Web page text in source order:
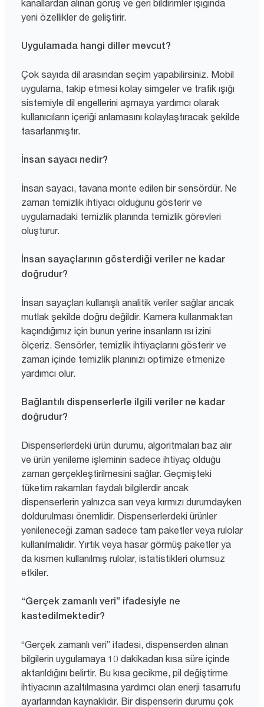
kanallardan alınan görüş ve geri bildirimler ışığında
yeni özellikler de geliştirir.
Uygulamada hangi diller mevcut?
Çok sayıda dil arasından seçim yapabilirsiniz. Mobil
uygulama, takip etmesi kolay simgeler ve trafik ışığı
sistemiyle dil engellerini aşmaya yardımcı olarak
kullanıcıların içeriği anlamasını kolaylaştıracak şekilde
tasarlanmıştır.
İnsan sayacı nedir?
İnsan sayacı, tavana monte edilen bir sensördür. Ne
zaman temizlik ihtiyacı olduğunu gösterir ve
uygulamadaki temizlik planında temizlik görevleri
oluşturur.
İnsan sayaçlarının gösterdiği veriler ne kadar
doğrudur?
İnsan sayaçları kullanışlı analitik veriler sağlar ancak
mutlak şekilde doğru değildir. Kamera kullanmaktan
kaçındığımız için bunun yerine insanların ısı izini
ölçeriz. Sensörler, temizlik ihtiyaçlarını gösterir ve
zaman içinde temizlik planınızı optimize etmenize
yardımcı olur.
Bağlantılı dispenserlerle ilgili veriler ne kadar
doğrudur?
Dispenserlerdeki ürün durumu, algoritmaları baz alır
ve ürün yenileme işleminin sadece ihtiyaç olduğu
zaman gerçekleştirilmesini sağlar. Geçmişteki
tüketim rakamları faydalı bilgilerdir ancak
dispenserlerin yalnızca sarı veya kırmızı durumdayken
doldurulması önemlidir. Dispenserlerdeki ürünler
yenileneceği zaman sadece tam paketler veya rulolar
kullanılmalıdır. Yırtık veya hasar görmüş paketler ya
da kısmen kullanılmış rulolar, istatistikleri olumsuz
etkiler.
“Gerçek zamanlı veri” ifadesiyle ne
kastedilmektedir?
“Gerçek zamanlı veri” ifadesi, dispenserden alınan
bilgilerin uygulamaya 10 dakikadan kısa süre içinde
aktarıldığını belirtir. Bu kısa gecikme, pil değiştirme
ihtiyacının azaltılmasına yardımcı olan enerji tasarrufu
ayarlarından kaynaklıdır. Bir dispenserin durumu çok